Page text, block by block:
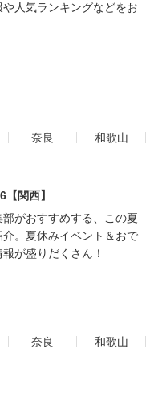
人気ランキングなどをお
奈良
和歌山
関西】
がおすすめする、この夏
。夏休みイベント＆おで
が盛りだくさん！
奈良
和歌山